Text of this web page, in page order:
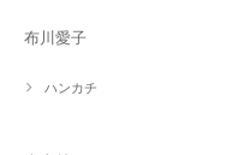
布川愛子
ハンカチ